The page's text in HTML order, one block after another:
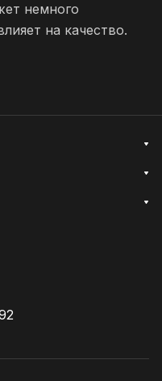
немного
на качество.